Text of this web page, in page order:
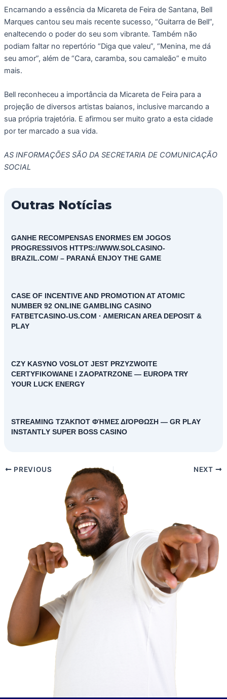
Encarnando a essência da Micareta de Feira de Santana, Bell
Marques cantou seu mais recente sucesso, “Guitarra de Bell”,
enaltecendo o poder do seu som vibrante. Também não
podiam faltar no repertório “Diga que valeu”, “Menina, me dá
seu amor”, além de “Cara, caramba, sou camaleão” e muito
mais.
Bell reconheceu a importância da Micareta de Feira para a
projeção de diversos artistas baianos, inclusive marcando a
sua própria trajetória. E afirmou ser muito grato a esta cidade
por ter marcado a sua vida.
AS INFORMAÇÕES SÃO DA SECRETARIA DE COMUNICAÇÃO
SOCIAL
Outras Notícias
GANHE RECOMPENSAS ENORMES EM JOGOS
PROGRESSIVOS HTTPS://WWW.SOLCASINO-
BRAZIL.COM/ – PARANÁ ENJOY THE GAME
CASE OF INCENTIVE AND PROMOTION AT ATOMIC
NUMBER 92 ONLINE GAMBLING CASINO
FATBETCASINO-US.COM · AMERICAN AREA DEPOSIT &
PLAY
CZY KASYNO VOSLOT JEST PRZYZWOITE
CERTYFIKOWANE I ZAOPATRZONE — EUROPA TRY
YOUR LUCK ENERGY
STREAMING ΤΖΆΚΠΟΤ ΦΉΜΕΣ ΔΙΌΡΘΩΣΗ — GR PLAY
INSTANTLY SUPER BOSS CASINO
PREVIOUS NEXT